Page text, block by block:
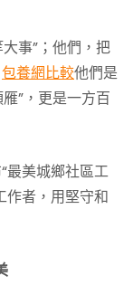
事”；他們，把
包養網比較他們是
”，更是一方百
最美城鄉社區工
作者，用堅守和